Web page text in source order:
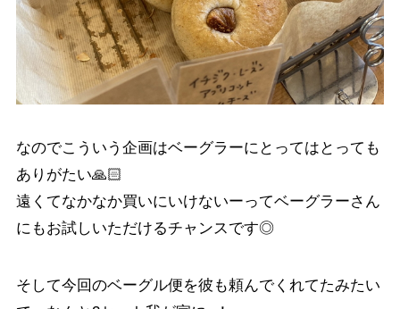
なのでこういう企画はベーグラーにとってはとっても
ありがたい🙏🏻
遠くてなかなか買いにいけないーってベーグラーさん
にもお試しいただけるチャンスです◎
そして今回のベーグル便を彼も頼んでくれてたみたい